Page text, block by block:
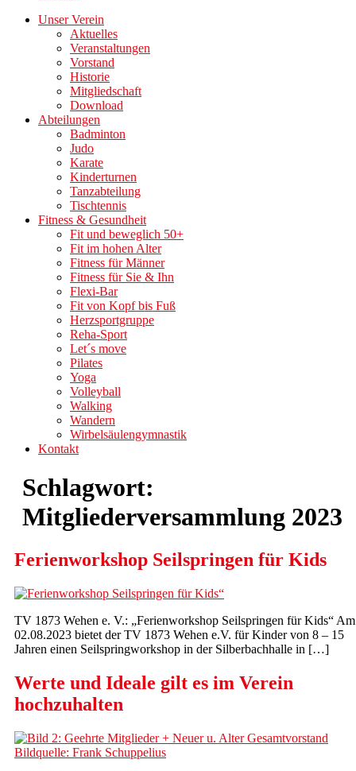
Unser Verein
Aktuelles
Veranstaltungen
Vorstand
Historie
Mitgliedschaft
Download
Abteilungen
Badminton
Judo
Karate
Kinderturnen
Tanzabteilung
Tischtennis
Fitness & Gesundheit
Fit und beweglich 50+
Fit im hohen Alter
Fitness für Männer
Fitness für Sie & Ihn
Flexi-Bar
Fit von Kopf bis Fuß
Herzsportgruppe
Reha-Sport
Let´s move
Pilates
Yoga
Volleyball
Walking
Wandern
Wirbelsäulengymnastik
Kontakt
Schlagwort:
Mitgliederversammlung 2023
Ferienworkshop Seilspringen für Kids
TV 1873 Wehen e. V.: „Ferienworkshop Seilspringen für Kids“ Am
02.08.2023 bietet der TV 1873 Wehen e.V. für Kinder von 8 – 15
Jahren einen Seilspringworkshop in der Silberbachhalle in […]
Werte und Ideale gilt es im Verein
hochzuhalten